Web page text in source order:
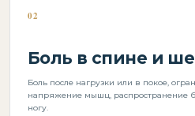
02
Боль в спине и
Боль после нагрузки или в покое,
напряжение мышц, распространение
ногу.